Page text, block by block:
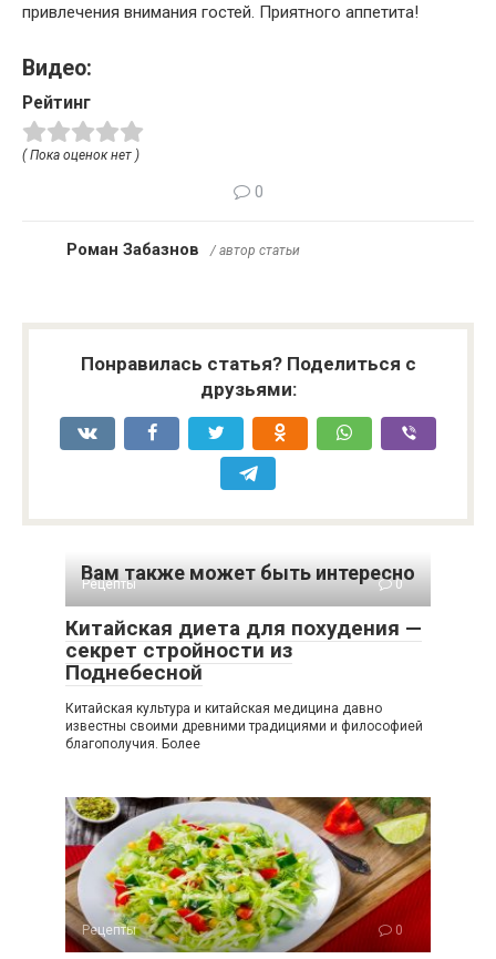
привлечения внимания гостей. Приятного аппетита!
Видео:
Рейтинг
( Пока оценок нет )
0
Роман Забазнов / автор статьи
Понравилась статья? Поделиться с
друзьями:
Вам также может быть интересно
Рецепты 0
Китайская диета для похудения —
секрет стройности из
Поднебесной
Китайская культура и китайская медицина давно
известны своими древними традициями и философией
благополучия. Более
Рецепты 0